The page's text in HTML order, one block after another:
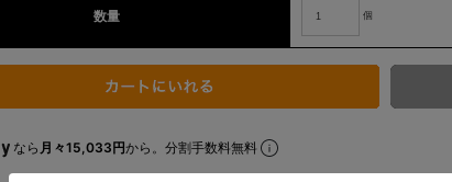
数量 個
なら 月々15,033円から。分割手数料無料